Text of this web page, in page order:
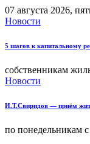
07 августа 2026,
Новости
5 шагов к капитальному
собственникам
Новости
И.Т.Свиридов — приём
по понедельникам